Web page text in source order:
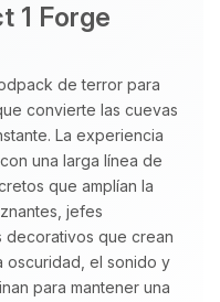
1 Forge
de terror para
convierte las cuevas
La experiencia
una larga línea de
que amplían la
jefes
decorativos que crean
oscuridad, el sonido y
para mantener una
Cuentame
mis